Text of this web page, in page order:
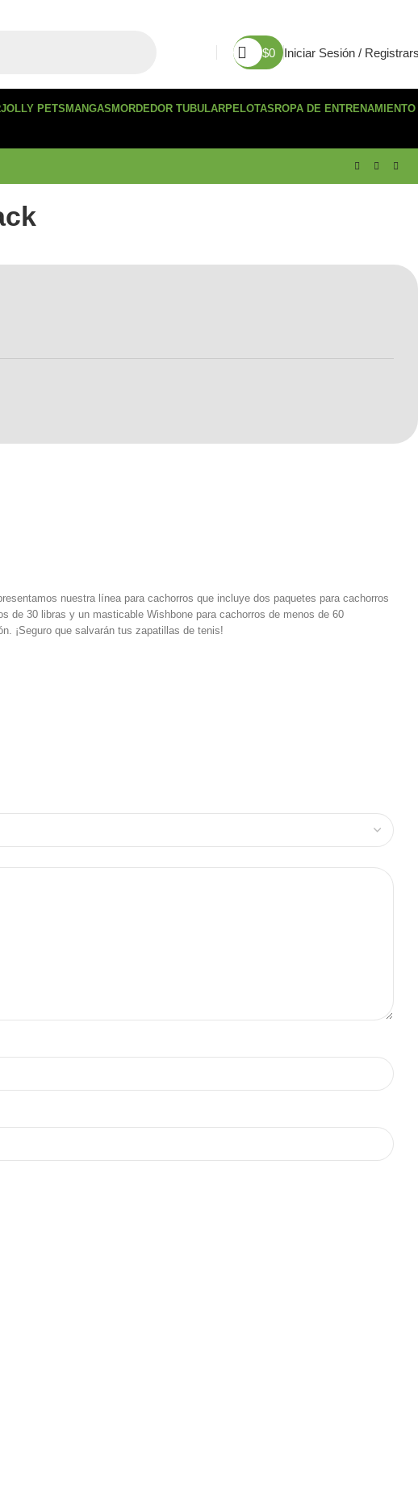
$0 Iniciar Sesión /
JOLLY PETS MANGAS MORDEDOR TUBULARPELOTAS ROPA DE ENTRENAMIENTO
nuestra línea para cachorros que incluye dos paquetes para cachorros
de 30 libras y un masticable Wishbone para cachorros de menos de 60
¡Seguro que salvarán tus zapatillas de tenis!